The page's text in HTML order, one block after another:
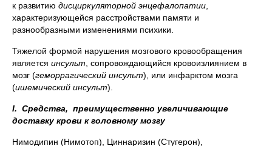
к развитию дисциркуляторной энцефалопатии
характеризующейся расстройствами памяти и
разнообразными изменениями психики.
Тяжелой формой нарушения мозгового кровообращения
является инсульт , сопровождающийся кровоизлиянием в
мозг (геморрагический инсульт), или инфарктом мозга
(ишемический инсульт).
I. Средства, преимущественно увеличивающие
доставку крови к головному мозгу
Нимодипин (Нимотоп), Циннаризин (Стугерон),